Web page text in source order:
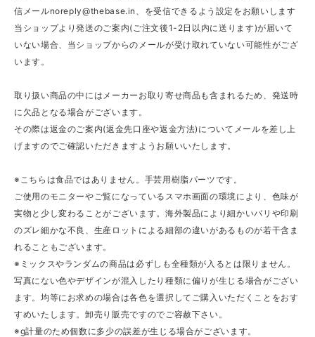
信メールnoreply@thebase.in
、を受信できるよう設定をお願いします
当ショップより発送のご案内(ご注文後1-2日以内に送ります)が届いて
いない場合、当ショップからのメールが受け取れていない可能性がござ
います。
取り扱い商品の中にはメーカーお取り寄せ商品も含まれるため、発送時
に欠品となる場合がございます。
その際は返金のご案内(返金先口座や返金方法)についてメールを差し上
げますのでご確認いただきますようお願いいたします。
※こちらは食品ではありません。手芸用樹脂パーツです。
ご使用のモニターやご覧になっているスマホ画面の環境により、色味が
実物と少し変わることがございます。海外製品により細かいバリや印刷
のズレ細かな不良、生産ロットによる細部の違いがあるものが若干含ま
れることもございます。
※ミックスやランダムの商品は必ずしも全種類が入るとは限りません。
写真にない色やデザインが混入したり種類に偏りが生じる場合がござい
ます。均等にお求めの場合は各色を選択してご購入いただくことをおす
すめいたします。卸売り販売ですのでご容赦下さい。
※g計量のため個数に多少の誤差が生じる場合がございます。